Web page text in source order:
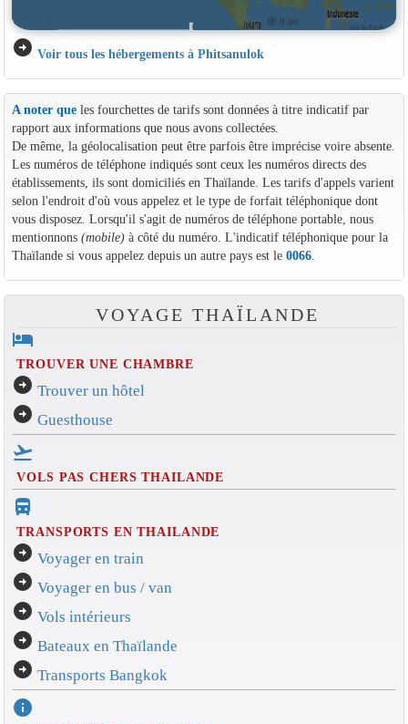
arrow_circle_right Voir tous les hébergements à Phitsanulok
A noter queles fourchettes de tarifs sont données à titre indicatif par
rapport aux informations que nous avons collectées.
De même, la géolocalisation peut être parfois être imprécise voire absente.
Les numéros de téléphone indiqués sont ceux les numéros directs des
établissements, ils sont domiciliés en Thaïlande. Les tarifs d'appels varient
selon l'endroit d'où vous appelez et le type de forfait téléphonique dont
vous disposez. Lorsqu'il s'agit de numéros de téléphone portable, nous
mentionnons (mobile)à côté du numéro. L'indicatif téléphonique pour la
Thaïlande si vous appelez depuis un autre pays est le 0066.
VOYAGE THAÏLANDE
hotel
TROUVER UNE CHAMBRE
arrow_circle_right Trouver un hôtel
arrow_circle_right Guesthouse
flight_takeoff
VOLS PAS CHERS THAILANDE
directions_bus_filled
TRANSPORTS EN THAILANDE
arrow_circle_right Voyager en train
arrow_circle_right Voyager en bus / van
arrow_circle_right Vols intérieurs
arrow_circle_right Bateaux en Thaïlande
arrow_circle_right Transports Bangkok
info